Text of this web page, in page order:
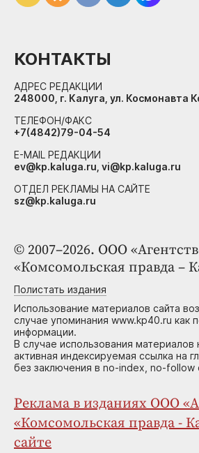
© 2007–2026. ООО
«Комсомольская правда –
Полистать издания
Использование материалов сайта
случае упоминания www.kp40.ru как
информации.
В случае использования материалов
активная индексируемая ссылка на
без заключения в no-index, no-follow
Реклама в изданиях ООО
«Комсомольская правда -
сайте
КОНТАКТЫ
АДРЕС РЕДАКЦИИ
248000, г. Калуга, ул. Космонавта
ТЕЛЕФОН/ФАКС
+7(4842)79-04-54
E-MAIL РЕДАКЦИИ
ev@kp.kaluga.ru, vi@kp.kaluga.ru
ОТДЕЛ РЕКЛАМЫ НА САЙТЕ
sz@kp.kaluga.ru